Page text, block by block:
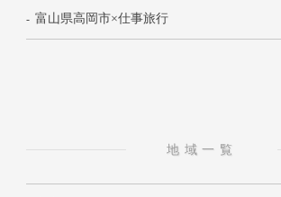
富山県高岡市×仕事旅行
地域一覧